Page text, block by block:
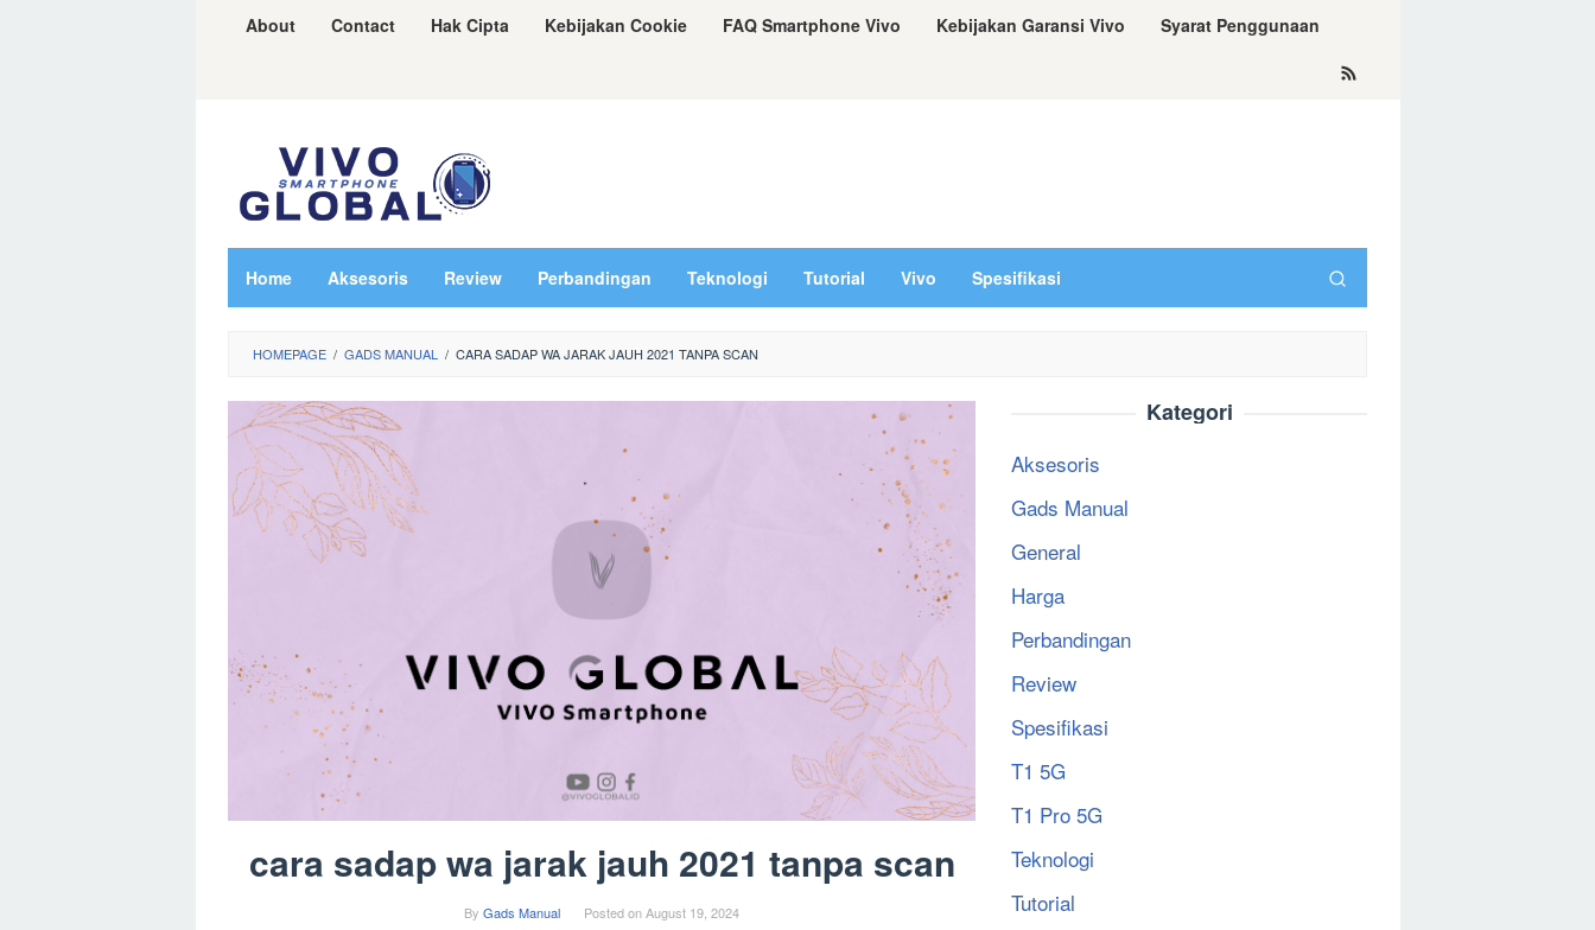
About Contact Hak Cipta Kebijakan Cookie FAQ Smartphone Vivo Kebijakan Garansi Vivo Syarat Penggunaan
Home Aksesoris Review Perbandingan Teknologi Tutorial Vivo Spesifikasi
HOMEPAGE / GADS MANUAL / CARA SADAP WA JARAK JAUH 2021 TANPA SCAN
cara sadap wa jarak jauh 2021 tanpa scan
By Gads Manual Posted onAugust 19, 2024
Kategori
Aksesoris
Gads Manual
General
Harga
Perbandingan
Review
Spesifikasi
T1 5G
T1 Pro 5G
Teknologi
Tutorial